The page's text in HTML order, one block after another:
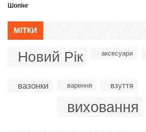
Шопінг
МІТКИ
Новий Рік аксесуари
вазонки варення взуття
виховання